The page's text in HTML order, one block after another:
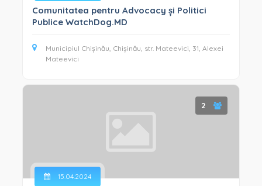
Comunitatea pentru Advocacy și Politici
Publice WatchDog.MD
Municipiul Chișinău, Chișinău, str. Mateevici, 31, Alexei
Mateevici
2
15.04.2024